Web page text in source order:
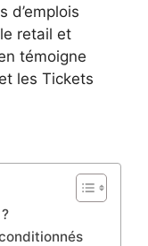
d’emplois
retail et
témoigne
les Tickets